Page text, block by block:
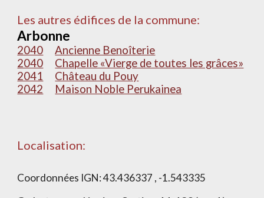
Les autres édifices de la commune:
Arbonne
2040
Ancienne Benoîterie
2040
Chapelle «Vierge de toutes les grâces»
2041
Château du Pouy
2042
Maison Noble Perukainea
Localisation:
Coordonnées IGN:43.436337 , -1.543335